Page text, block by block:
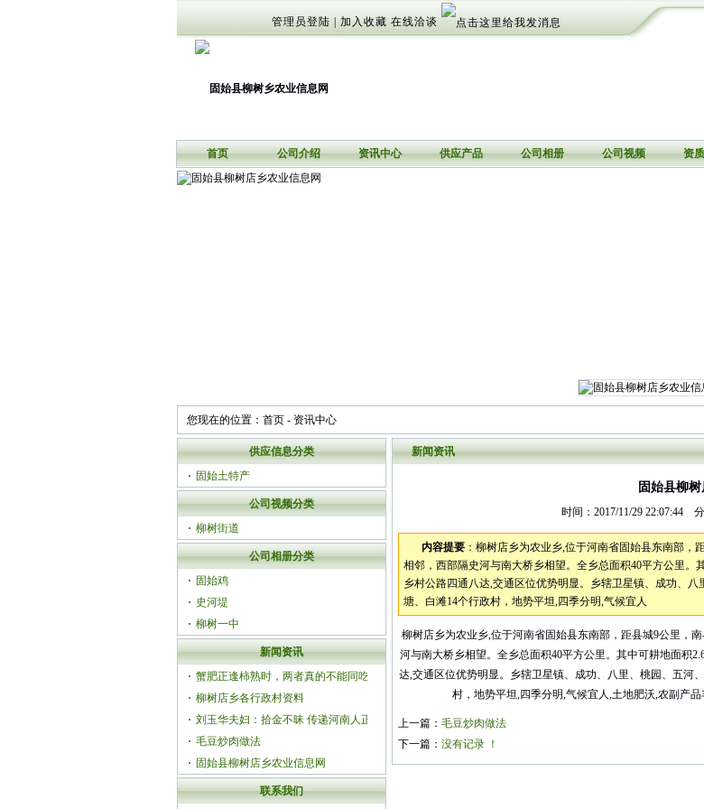
管理员登陆 加入收藏 在线洽谈
首页 公司介绍 资讯中心 供应产品 公司相册 公司视频 资
您现在的位置： 首页 - 资讯中心
供应信息分类
固始土特产
公司视频分类
柳树街道
公司相册分类
固始鸡
史河堤
柳树一中
新闻资讯
蟹肥正逢柿熟时，两者真的不能同吃
吗？柳树店乡各行政村资料
刘玉华夫妇：拾金不昧 传递河南人正能
毛豆炒肉做法
固始县柳树店乡农业信息网
联系我们
新闻资讯
固始县柳
时间：2017/11/29 22:07:44 分
内容提要 ：柳树店乡为农业乡,位于河南省固始县东南部
相邻，西部隔史河与南大桥乡相望。全乡总面积40平方公里。
乡村公路四通八达,交通区位优势明显。乡辖卫星镇、成功、
塘、白滩14个行政村，地势平坦,四季分明,气候宜人
柳树店乡为农业乡,位于河南省固始县东南部，距县城9公里，
河与南大桥乡相望。全乡总面积40平方公里。其中可耕地面积
达,交通区位优势明显。乡辖卫星镇、成功、八里、桃园、五河
村，地势平坦,四季分明,气候宜人,土地肥沃,农副产
上一篇： 毛豆炒肉做法
下一篇： 没有记录 ！